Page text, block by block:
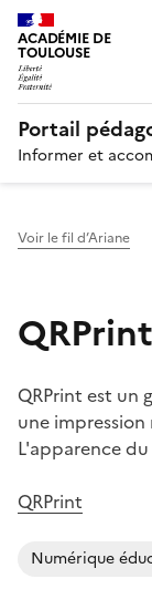
ACADÉMIE DE
TOULOUSE
Portail
Informer et
Voir le fil d’Ariane
QRPrint
QRPrint est un
une
L'apparence
QRPrint
Numérique